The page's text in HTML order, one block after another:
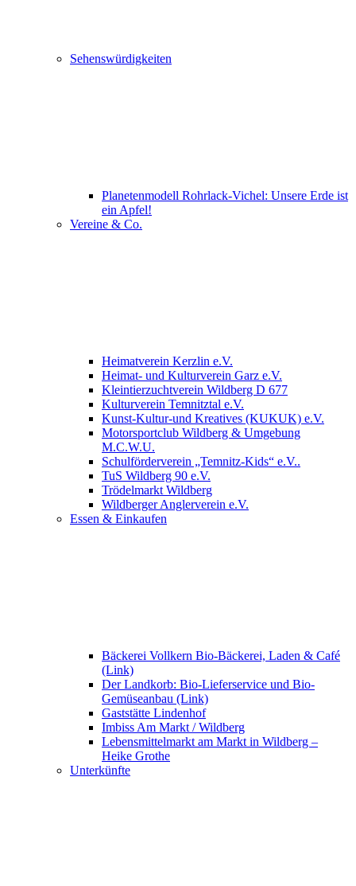
Sehenswürdigkeiten
Planetenmodell Rohrlack-Vichel: Unsere Erde ist
ein Apfel!
Vereine & Co.
Heimatverein Kerzlin e.V.
Heimat- und Kulturverein Garz e.V.
Kleintierzuchtverein Wildberg D 677
Kulturverein Temnitztal e.V.
Kunst-Kultur-und Kreatives (KUKUK) e.V.
Motorsportclub Wildberg & Umgebung
M.C.W.U.
Schulförderverein „Temnitz-Kids“ e.V..
TuS Wildberg 90 e.V.
Trödelmarkt Wildberg
Wildberger Anglerverein e.V.
Essen & Einkaufen
Bäckerei Vollkern Bio-Bäckerei, Laden & Café
(Link)
Der Landkorb: Bio-Lieferservice und Bio-
Gemüseanbau (Link)
Gaststätte Lindenhof
Imbiss Am Markt / Wildberg
Lebensmittelmarkt am Markt in Wildberg –
Heike Grothe
Unterkünfte